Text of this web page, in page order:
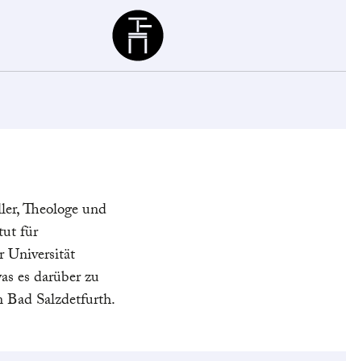
Büchergilde
Theologe und
für
Universität
es darüber zu
Salzdetfurth.